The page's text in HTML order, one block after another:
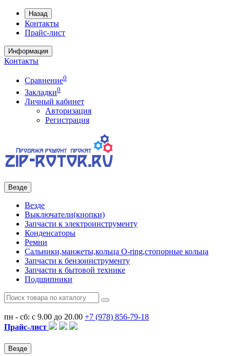
Назад
Контакты
Прайс-лист
Информация
Контакты
Сравнение0
Закладки0
Личный кабинет
Авторизация
Регистрация
Везде
Везде
Выключатели(кнопки)
Запчасти к электроинструменту
Конденсаторы
Ремни
Сальники,манжеты,кольца О-ring,стопорные кольца
Запчасти к бензоинструменту
Запчасти к бытовой технике
Подшипники
пн - сб: с 9.00 до 20.00 +7 (978) 856-79-18
Прайс-лист
Везде